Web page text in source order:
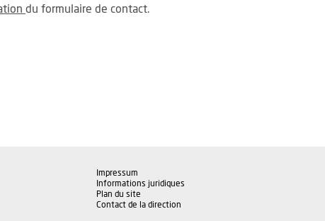
du formulaire de contact.
Impressum
Informations juridiques
Plan du site
Contact de la direction